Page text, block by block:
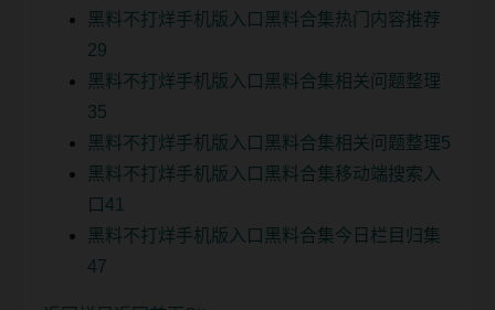
黑料不打烊手机版入口黑料合集热门内容推荐
29
黑料不打烊手机版入口黑料合集相关问题整理
35
黑料不打烊手机版入口黑料合集相关问题整理5
黑料不打烊手机版入口黑料合集移动端搜索入
口41
黑料不打烊手机版入口黑料合集今日栏目归集
47